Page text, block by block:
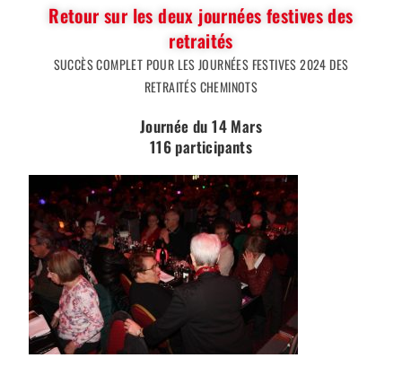
Retour sur les deux journées festives des
retraités
SUCCÈS COMPLET POUR LES JOURNÉES FESTIVES 2024 DES
RETRAITÉS CHEMINOTS
Journée du 14 Mars
116 participants